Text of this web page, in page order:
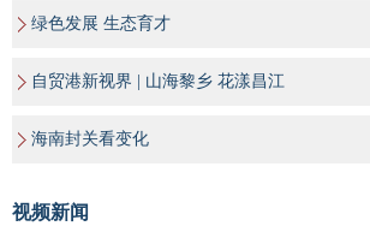
绿色发展 生态育才
自贸港新视界 | 山海黎乡 花漾昌江
海南封关看变化
视频新闻